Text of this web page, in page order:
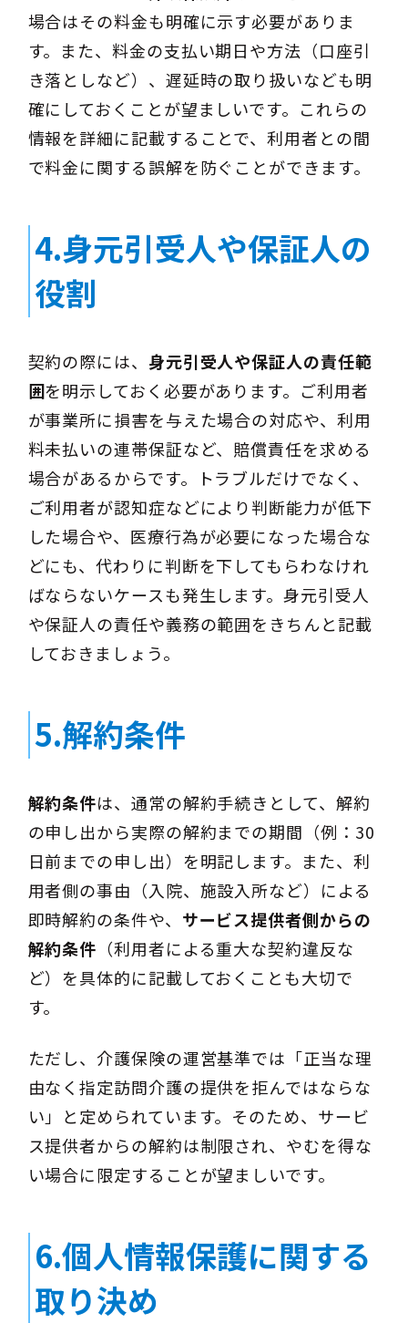
場合はその料金も明確に示す必要がありま
す。また、料金の支払い期日や方法（口座引
き落としなど）、遅延時の取り扱いなども明
確にしておくことが望ましいです。これらの
情報を詳細に記載することで、利用者との間
で料金に関する誤解を防ぐことができます。
4.身元引受人や保証人の
役割
契約の際には、 身元引受人や保証人の責任範
囲を明示しておく必要があります。ご利用者
が事業所に損害を与えた場合の対応や、利用
料未払いの連帯保証など、賠償責任を求める
場合があるからです。トラブルだけでなく、
ご利用者が認知症などにより判断能力が低下
した場合や、医療行為が必要になった場合な
どにも、代わりに判断を下してもらわなけれ
ばならないケースも発生します。身元引受人
や保証人の責任や義務の範囲をきちんと記載
しておきましょう。
5.解約条件
解約条件は、通常の解約手続きとして、解約
の申し出から実際の解約までの期間（例：30
日前までの申し出）を明記します。また、利
用者側の事由（入院、施設入所など）による
即時解約の条件や、 サービス提供者側からの
解約条件 （利用者による重大な契約違反な
ど）を具体的に記載しておくことも大切で
す。
ただし、介護保険の運営基準では「正当な理
由なく指定訪問介護の提供を拒んではならな
い」と定められています。そのため、サービ
ス提供者からの解約は制限され、やむを得な
い場合に限定することが望ましいです。
6.個人情報保護に関する
取り決め